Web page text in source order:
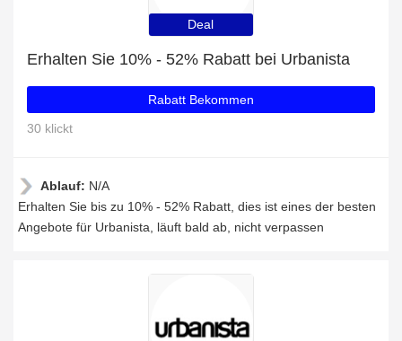
Deal
Erhalten Sie 10% - 52% Rabatt bei Urbanista
Rabatt Bekommen
30 klickt
Ablauf: N/A
Erhalten Sie bis zu 10% - 52% Rabatt, dies ist eines der besten
Angebote für Urbanista, läuft bald ab, nicht verpassen